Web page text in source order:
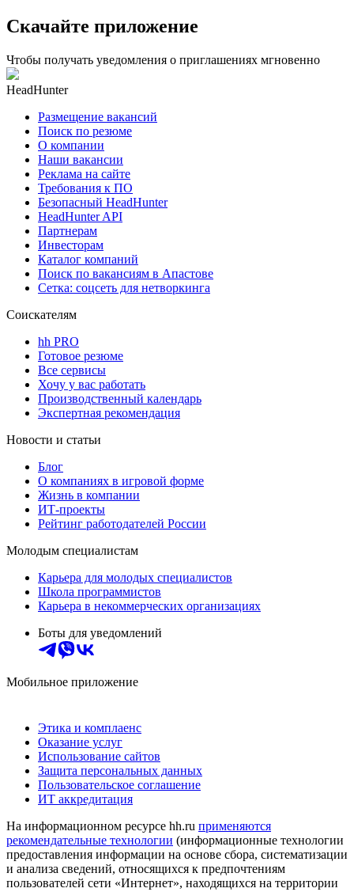
Скачайте приложение
Чтобы получать уведомления о приглашениях мгновенно
HeadHunter
Размещение вакансий
Поиск по резюме
О компании
Наши вакансии
Реклама на сайте
Требования к ПО
Безопасный HeadHunter
HeadHunter API
Партнерам
Инвесторам
Каталог компаний
Поиск по вакансиям в Апастове
Сетка: соцсеть для нетворкинга
Соискателям
hh PRO
Готовое резюме
Все сервисы
Хочу у вас работать
Производственный календарь
Экспертная рекомендация
Новости и статьи
Блог
О компаниях в игровой форме
Жизнь в компании
ИТ-проекты
Рейтинг работодателей России
Молодым специалистам
Карьера для молодых специалистов
Школа программистов
Карьера в некоммерческих организациях
Боты для уведомлений
Мобильное приложение
Этика и комплаенс
Оказание услуг
Использование сайтов
Защита персональных данных
Пользовательское соглашение
ИТ аккредитация
На информационном ресурсе hh.ru применяются
рекомендательные технологии (информационные технологии
предоставления информации на основе сбора, систематизации
и анализа сведений, относящихся к предпочтениям
пользователей сети «Интернет», находящихся на территории